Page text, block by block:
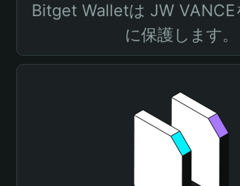
Bitget Walletは JW VANCE
に保護します。